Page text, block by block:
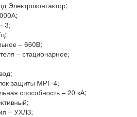
Электроконтактор;
3;
– 660В;
– стационарное;
защиты МРТ-4;
способность – 20 кА;
– УХЛ3;